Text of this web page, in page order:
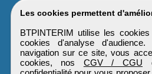
Les cookies permettent
BTPINTERIM utilise les
cookies d'analyse
navigation sur ce site, vous
cookies, nos CGV / CGU